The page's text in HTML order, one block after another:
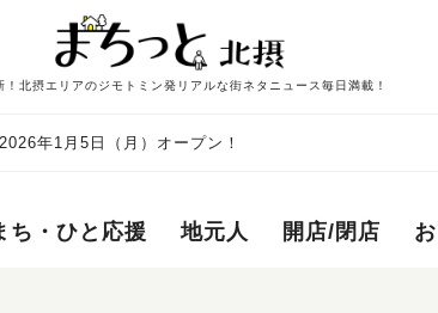
！北摂エリアのジモトミン発リアルな街ネタニュース毎日満載！
年1月5日（月）オープン！
ち・ひと応援 地元人 開店/閉店